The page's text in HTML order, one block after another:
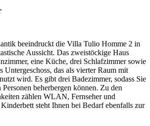
beeindruckt die Villa Tulio Homme 2 in
Aussicht. Das zweistöckige Haus
eine Küche, drei Schlafzimmer sowie
Untergeschoss, das als vierter Raum mit
wird. Es gibt drei Badezimmer, sodass Sie
Personen beherbergen können. Zu den
zählen WLAN, Fernseher und
steht Ihnen bei Bedarf ebenfalls zur